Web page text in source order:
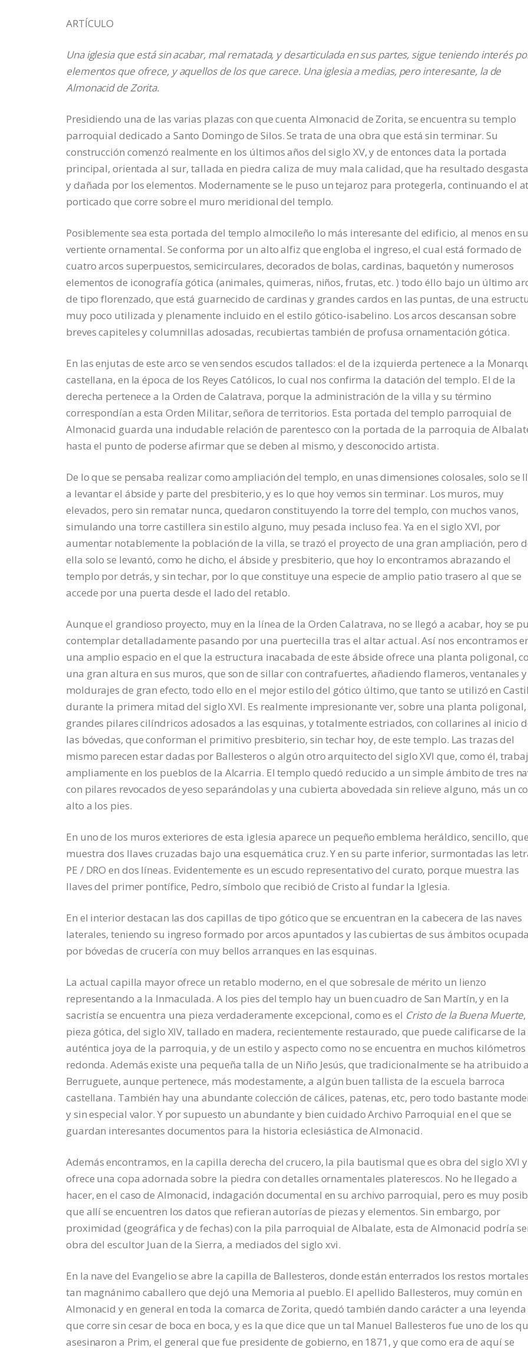
ARTÍCULO
Una iglesia que está sin acabar, mal rematada, y desarticulada en sus partes, sigue teniendo interés
elementos que ofrece, y aquellos de los que carece. Una iglesia a medias, pero interesante, la de
Almonacid de Zorita.
Presidiendo una de las varias plazas con que cuenta Almonacid de Zorita, se encuentra su templo
parroquial dedicado a Santo Domingo de Silos. Se trata de una obra que está sin terminar. Su
construcción comenzó realmente en los últimos años del siglo XV, y de entonces data la portada
principal, orientada al sur, tallada en piedra caliza de muy mala calidad, que ha resultado
y dañada por los elementos. Modernamente se le puso un tejaroz para protegerla, continuando el
porticado que corre sobre el muro meridional del templo.
Posiblemente sea esta portada del templo almocileño lo más interesante del edificio, al menos en su
vertiente ornamental. Se conforma por un alto alfiz que engloba el ingreso, el cual está formado de
cuatro arcos superpuestos, semicirculares, decorados de bolas, cardinas, baquetón y numerosos
elementos de iconografía gótica (animales, quimeras, niños, frutas, etc. ) todo éllo bajo un último
de tipo florenzado, que está guarnecido de cardinas y grandes cardos en las puntas, de una
muy poco utilizada y plenamente incluido en el estilo gótico‑isabelino. Los arcos descansan sobre
breves capiteles y columnillas adosadas, recubiertas también de profusa ornamentación gótica.
En las enjutas de este arco se ven sendos escudos tallados: el de la izquierda pertenece a la
castellana, en la época de los Reyes Católicos, lo cual nos confirma la datación del templo. El de la
derecha pertenece a la Orden de Calatrava, porque la administración de la villa y su término
correspondían a esta Orden Militar, señora de territorios. Esta portada del templo parroquial de
Almonacid guarda una indudable relación de parentesco con la portada de la parroquia de
hasta el punto de poderse afirmar que se deben al mismo, y desconocido artista.
De lo que se pensaba realizar como ampliación del templo, en unas dimensiones colosales, solo se
a levantar el ábside y parte del presbiterio, y es lo que hoy vemos sin terminar. Los muros, muy
elevados, pero sin rematar nunca, quedaron constituyendo la torre del templo, con muchos vanos,
simulando una torre castillera sin estilo alguno, muy pesada incluso fea. Ya en el siglo XVI, por
aumentar notablemente la población de la villa, se trazó el proyecto de una gran ampliación, pero
ella solo se levantó, como he dicho, el ábside y presbiterio, que hoy lo encontramos abrazando el
templo por detrás, y sin techar, por lo que constituye una especie de amplio patio trasero al que se
accede por una puerta desde el lado del retablo.
Aunque el grandioso proyecto, muy en la línea de la Orden Calatrava, no se llegó a acabar, hoy se
contemplar detalladamente pasando por una puertecilla tras el altar actual. Así nos encontramos
una amplio espacio en el que la estructura inacabada de este ábside ofrece una planta poligonal,
una gran altura en sus muros, que son de sillar con contrafuertes, añadiendo flameros, ventanales y
moldurajes de gran efecto, todo ello en el mejor estilo del gótico último, que tanto se utilizó en
durante la primera mitad del siglo XVI. Es realmente impresionante ver, sobre una planta poligonal,
grandes pilares cilíndricos adosados a las esquinas, y totalmente estriados, con collarines al inicio
las bóvedas, que conforman el primitivo presbiterio, sin techar hoy, de este templo. Las trazas del
mismo parecen estar dadas por Ballesteros o algún otro arquitecto del siglo XVI que, como él,
ampliamente en los pueblos de la Alcarria. El templo quedó reducido a un simple ámbito de tres
con pilares revocados de yeso separándolas y una cubierta abovedada sin relieve alguno, más un
alto a los pies.
En uno de los muros exteriores de esta iglesia aparece un pequeño emblema heráldico, sencillo, que
muestra dos llaves cruzadas bajo una esquemática cruz. Y en su parte inferior, surmontadas las
PE / DRO en dos líneas. Evidentemente es un escudo representativo del curato, porque muestra las
llaves del primer pontífice, Pedro, símbolo que recibió de Cristo al fundar la Iglesia.
En el interior destacan las dos capillas de tipo gótico que se encuentran en la cabecera de las naves
laterales, teniendo su ingreso formado por arcos apuntados y las cubiertas de sus ámbitos
por bóvedas de crucería con muy bellos arranques en las esquinas.
La actual capilla mayor ofrece un retablo moderno, en el que sobresale de mérito un lienzo
representando a la Inmaculada. A los pies del templo hay un buen cuadro de San Martín, y en la
sacristía se encuentra una pieza verdaderamente excepcional, como es el Cristo de la Buena Muerte,
pieza gótica, del siglo XIV, tallado en madera, recientemente restaurado, que puede calificarse de la
auténtica joya de la parroquia, y de un estilo y aspecto como no se encuentra en muchos kilómetros
redonda. Además existe una pequeña talla de un Niño Jesús, que tradicionalmente se ha atribuido a
Berruguete, aunque pertenece, más modestamente, a algún buen tallista de la escuela barroca
castellana. También hay una abundante colección de cálices, patenas, etc, pero todo bastante
y sin especial valor. Y por supuesto un abundante y bien cuidado Archivo Parroquial en el que se
guardan interesantes documentos para la historia eclesiástica de Almonacid.
Además encontramos, en la capilla derecha del crucero, la pila bautismal que es obra del siglo XVI y
ofrece una copa adornada sobre la piedra con detalles ornamentales platerescos. No he llegado a
hacer, en el caso de Almonacid, indagación documental en su archivo parroquial, pero es muy
que allí se encuentren los datos que refieran autorías de piezas y elementos. Sin embargo, por
proximidad (geográfica y de fechas) con la pila parroquial de Albalate, esta de Almonacid podría
obra del escultor Juan de la Sierra, a mediados del siglo xvi.
En la nave del Evangelio se abre la capilla de Ballesteros, donde están enterrados los restos
tan magnánimo caballero que dejó una Memoria al pueblo. El apellido Ballesteros, muy común en
Almonacid y en general en toda la comarca de Zorita, quedó también dando carácter a una leyenda
que corre sin cesar de boca en boca, y es la que dice que un tal Manuel Ballesteros fue uno de los
asesinaron a Prim, el general que fue presidente de gobierno, en 1871, y que como era de aquí se